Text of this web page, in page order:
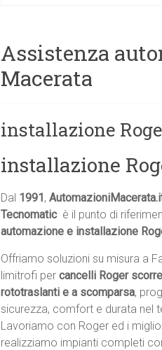
Assistenza
Macerata
installazione
installazione
Dal 1991,
Tecnomatic  è il punto di
automazione e installazione
Offriamo soluzioni su misura a
limitrofi per cancelli Roger
rototraslanti e a scomparsa,
sicurezza, comfort e durata nel
Lavoriamo con Roger ed i
realizziamo impianti completi